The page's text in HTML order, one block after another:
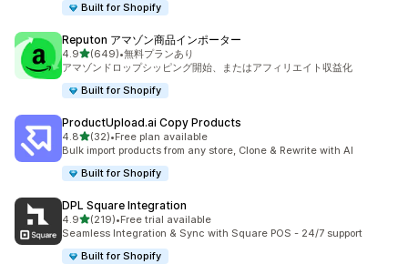
Built for Shopify
Reputon アマゾン商品インポーター
4.95つ星中
(649)
合計レビュー数：649件
•無料プランあり
アマゾンドロップシッピング開始、またはアフィリエイト収益化
Built for Shopify
ProductUpload.ai Copy Products
4.85つ星中
(32)
合計レビュー数：32件
•Free plan available
Bulk import products from any store, Clone & Rewrite with AI
Built for Shopify
DPL Square Integration
4.95つ星中
(219)
合計レビュー数：219件
•Free trial available
Seamless Integration & Sync with Square POS - 24/7 support
Built for Shopify